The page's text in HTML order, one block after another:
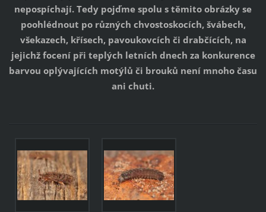
nepospíchají. Tedy pojďme spolu s těmito obrázky se
poohlédnout po různých chvostoskocích, švábech,
všekazech, křísech, pavoukovcích či drabčících, na
jejichž focení při teplých letních dnech za konkurence
barvou oplývajících motýlů či brouků není mnoho času
ani chuti.